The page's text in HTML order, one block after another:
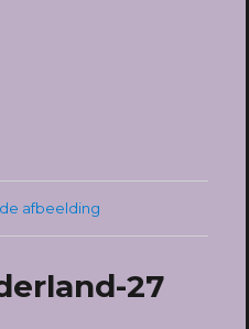
afbeelding
27